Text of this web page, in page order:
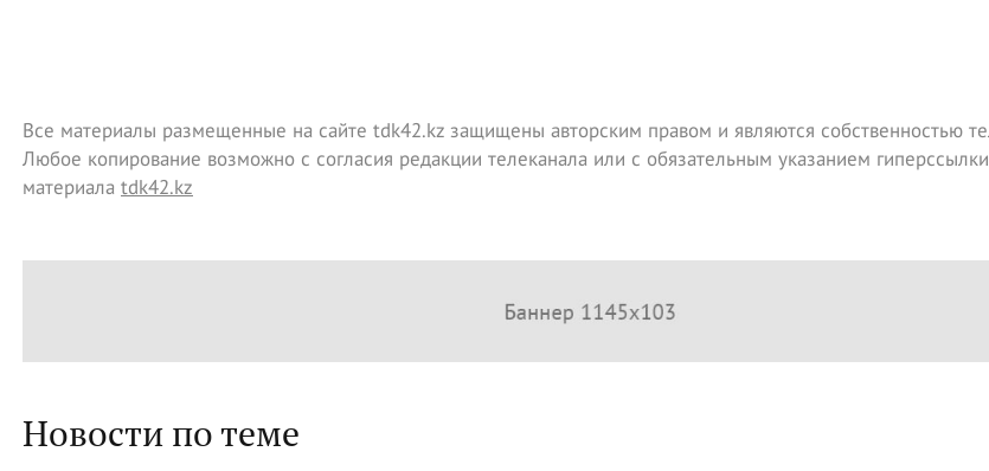
Все материалы размещенные на сайте tdk42.kz защищены авторским правом и являются собственностью
Любое копирование возможно с согласия редакции телеканала или с обязательным указанием
материала tdk42.kz
Новости по теме